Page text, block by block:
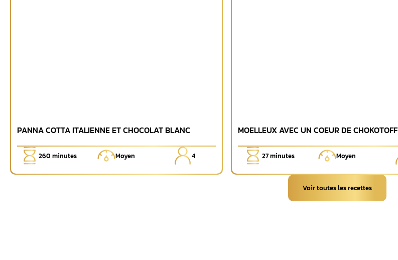
PANNA COTTA ITALIENNE ET CHOCOLAT BLANC
260 minutes Moyen 4
MOELLEUX AVEC UN COEUR DE CHOKOTOFF
27minutes Moyen
Voir toutes les recettes